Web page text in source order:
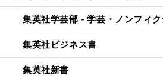
集英社学芸部 - 学芸・ノンフィ
集英社ビジネス書
集英社新書